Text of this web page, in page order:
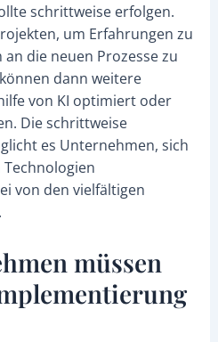
schrittweise erfolgen.
um Erfahrungen zu
die neuen Prozesse zu
dann weitere
von KI optimiert oder
Die schrittweise
es Unternehmen, sich
von den vielfältigen
müssen